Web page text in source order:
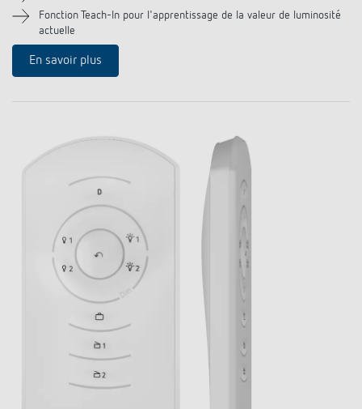
Références
Application de Theben
Fonction Teach-In pour l'apprentissage de la valeur de luminosité
actuelle
En savoir plus